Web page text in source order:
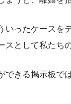
いったケースを
スとして私たち
できる掲示板